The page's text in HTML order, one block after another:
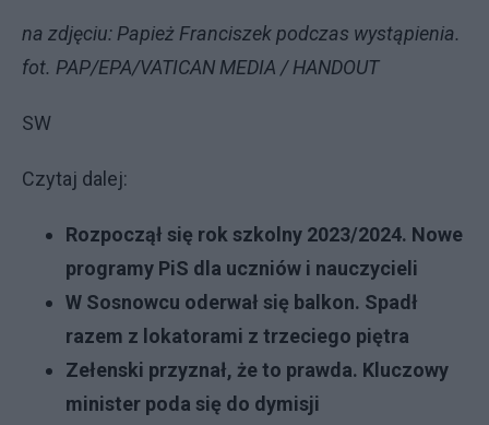
na zdjęciu: Papież Franciszek podczas wystąpienia.
fot. PAP/EPA/VATICAN MEDIA / HANDOUT
SW
Czytaj dalej:
Rozpoczął się rok szkolny 2023/2024. Nowe
programy PiS dla uczniów i nauczycieli
W Sosnowcu oderwał się balkon. Spadł
razem z lokatorami z trzeciego piętra
Zełenski przyznał, że to prawda. Kluczowy
minister poda się do dymisji